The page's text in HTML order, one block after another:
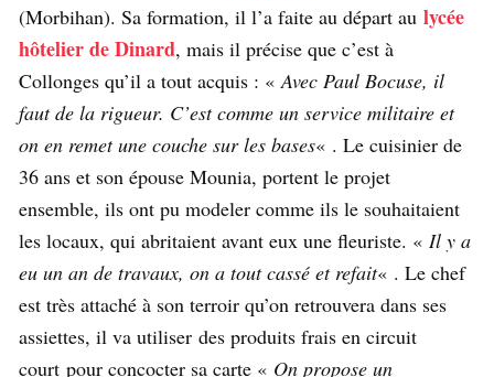
(Morbihan). Sa formation, il l’a faite au départ au lycée
hôtelier de Dinard, mais il précise que c’est à
Collonges qu’il a tout acquis : «Avec Paul Bocuse, il
faut de la rigueur. C’est comme un service militaire et
on en remet une couche sur les bases« . Le cuisinier de
36 ans et son épouse Mounia, portent le projet
ensemble, ils ont pu modeler comme ils le souhaitaient
les locaux, qui abritaient avant eux une fleuriste. « Il y a
eu un an de travaux, on a tout cassé et refait« . Le chef
est très attaché à son terroir qu’on retrouvera dans ses
assiettes, il va utiliser des produits frais en circuit
court pour concocter sa carte « On propose un